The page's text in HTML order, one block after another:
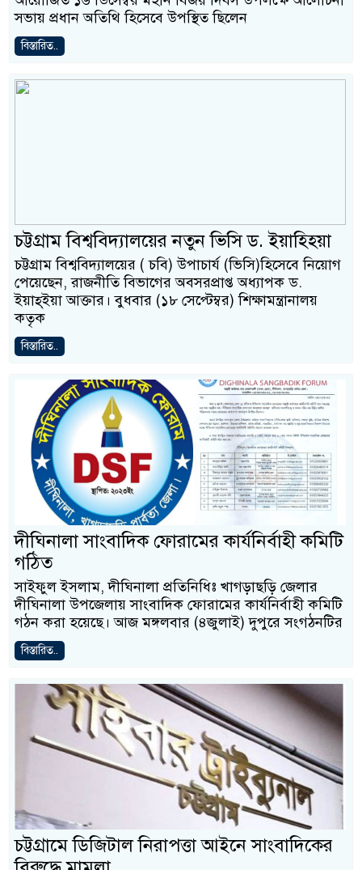
সভায় প্রধান অতিথি হিসেবে উপস্থিত ছিলেন
বিস্তারিত..
চট্টগ্রাম বিশ্ববিদ্যালয়ের নতুন ভিসি ড. ইয়াহ্হিয়া
চট্টগ্রাম বিশ্ববিদ্যালয়ের ( চবি) উপাচার্য (ভিসি)হিসেবে নিয়োগ
পেয়েছেন, রাজনীতি বিভাগের অবসরপ্রাপ্ত অধ্যাপক ড.
ইয়াহ্ইয়া আক্তার। বুধবার (১৮ সেপ্টেম্বর) শিক্ষামন্ত্রানালয়
কতৃক
বিস্তারিত..
দীঘিনালা সাংবাদিক ফোরামের কার্যনির্বাহী কমিটি
গঠিত
সাইফুল ইসলাম, দীঘিনালা প্রতিনিধিঃ খাগড়াছড়ি জেলার
দীঘিনালা উপজেলায় সাংবাদিক ফোরামের কার্যনির্বাহী কমিটি
গঠন করা হয়েছে। আজ মঙ্গলবার (৪জুলাই) দুপুরে সংগঠনটির
বিস্তারিত..
চট্টগ্রামে ডিজিটাল নিরাপত্তা আইনে সাংবাদিকের